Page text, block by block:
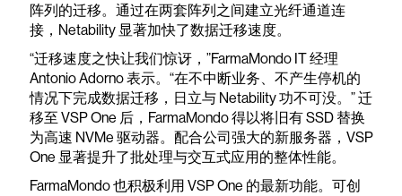
阵列的迁移。通过在两套阵列之间建立光纤通道连
接，Netability 显著加快了数据迁移速度。
“迁移速度之快让我们惊讶，”FarmaMondo IT 经理
Antonio Adorno 表示。“在不中断业务、不产生停机的
情况下完成数据迁移，日立与 Netability 功不可没。” 迁
移至 VSP One 后，FarmaMondo 得以将旧有 SSD 替换
为高速 NVMe 驱动器。配合公司强大的新服务器，VSP
One 显著提升了批处理与交互式应用的整体性能。
FarmaMondo 也积极利用 VSP One 的最新功能。可创